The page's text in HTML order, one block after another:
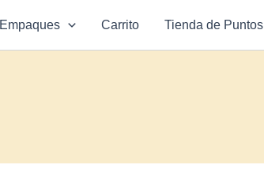
Empaques Carrito Tienda de Puntos